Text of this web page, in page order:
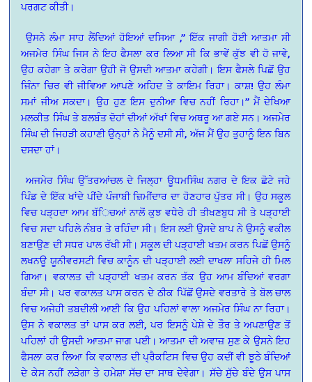
ਪਰਗਟ ਕੀਤੀ।
ਉਸਨੇ ਲੰਮਾ ਸਾਹ ਲੈਂਦਿਆਂ ਹੋਇਆਂ ਦਸਿਆ ,” ਇੱਕ ਜਾਗੀ ਹੋਈ ਆਤਮਾ ਸੀ
ਅਜਮੇਰ ਸਿੰਘ ਜਿਸ ਨੇ ਇਹ ਫੈਸਲਾ ਕਰ ਲਿਆ ਸੀ ਕਿ ਭਾਵੇਂ ਕੁੱਝ ਵੀ ਹੋ ਜਾਵੇ,
ਉਹ ਕਹੇਗਾ ਤੇ ਕਰੇਗਾ ਉਹੀ ਜੋ ਉਸਦੀ ਆਤਮਾ ਕਹੇਗੀ। ਇਸ ਫੈਸਲੇ ਪਿਛੋਂ ਉਹ
ਜਿੰਨਾ ਚਿਰ ਵੀ ਜੀਵਿਆ ਆਪਣੇ ਅਹਿਦ ਤੇ ਕਾਇਮ ਰਿਹਾ। ਕਾਸ਼! ਉਹ ਲੰਮਾ
ਸਮਾਂ ਜੀਅ ਸਕਦਾ। ਉਹ ਹੁਣ ਇਸ ਦੁਨੀਆ ਵਿਚ ਨਹੀਂ ਰਿਹਾ।” ਮੈਂ ਦੇਖਿਆ
ਮਲਕੀਤ ਸਿੰਘ ਤੇ ਬਲਬੰਤ ਦੋਹਾਂ ਦੀਆਂ ਅੱਖਾਂ ਵਿਚ ਅਥਰੂ ਆ ਗਏ ਸਨ। ਅਜਮੇਰ
ਸਿੰਘ ਦੀ ਜਿਹੜੀ ਕਹਾਣੀ ਉਨ੍ਹਾਂ ਨੇ ਮੈਨੂੰ ਦਸੀ ਸੀ, ਅੱਜ ਮੈਂ ਉਹ ਤੁਹਾਨੂੰ ਇਨ ਬਿਨ
ਦਸਦਾ ਹਾਂ।
ਅਜਮੇਰ ਸਿੰਘ ਉੱਤਰਆਂਚਲ ਦੇ ਜਿਲ੍ਹਾ ਊਧਮਸਿੰਘ ਨਗਰ ਦੇ ਇਕ ਛੋਟੇ ਜਹੇ
ਪਿੰਡ ਦੇ ਇੱਕ ਖਾਂਦੇ ਪੀਂਦੇ ਪੰਜਾਬੀ ਜ਼ਿਮੀਂਦਾਰ ਦਾ ਹੋਣਹਾਰ ਪੁੱਤਰ ਸੀ। ਉਹ ਸਕੂਲ
ਵਿਚ ਪੜ੍ਹਦਾ ਆਮ ਬੱਿਚਆਂ ਨਾਲੋਂ ਕੁਝ ਵਧੇਰੇ ਹੀ ਤੀਖਣਬੁਧ ਸੀ ਤੇ ਪੜ੍ਹਾਈ
ਵਿਚ ਸਦਾ ਪਹਿਲੇ ਨੰਬਰ ਤੇ ਰਹਿੰਦਾ ਸੀ। ਇਸ ਲਈ ਉਸਦੇ ਬਾਪ ਨੇ ਉਸਨੂੰ ਵਕੀਲ
ਬਣਾਉਣ ਦੀ ਸਧਰ ਪਾਲ ਰੱਖੀ ਸੀ। ਸਕੂਲ ਦੀ ਪੜ੍ਹਾਈ ਖਤਮ ਕਰਨ ਪਿਛੋਂ ਉਸਨੂੰ
ਲਖਨਊ ਯੂਨੀਵਰਸਟੀ ਵਿਚ ਕਾਨੂੰਨ ਦੀ ਪੜ੍ਹਾਈ ਲਈ ਦਾਖਲਾ ਸਹਿਜੇ ਹੀ ਮਿਲ
ਗਿਆ। ਵਕਾਲਤ ਦੀ ਪੜ੍ਹਾਈ ਖਤਮ ਕਰਨ ਤੱਕ ਉਹ ਆਮ ਬੰਦਿਆਂ ਵਰਗਾ
ਬੰਦਾ ਸੀ। ਪਰ ਵਕਾਲਤ ਪਾਸ ਕਰਨ ਦੇ ਠੀਕ ਪਿੱਛੋਂ ਉਸਦੇ ਵਰਤਾਰੇ ਤੇ ਬੋਲ ਚਾਲ
ਵਿਚ ਅਜੇਹੀ ਤਬਦੀਲੀ ਆਈ ਕਿ ਉਹ ਪਹਿਲਾਂ ਵਾਲਾ ਅਜਮੇਰ ਸਿੰਘ ਨਾ ਰਿਹਾ।
ਉਸ ਨੇ ਵਕਾਲਤ ਤਾਂ ਪਾਸ ਕਰ ਲਈ, ਪਰ ਇਸਨੂੰ ਪੇਸ਼ੇ ਦੇ ਤੌਰ ਤੇ ਅਪਣਾਉਣ ਤੋਂ
ਪਹਿਲਾਂ ਹੀ ਉਸਦੀ ਆਤਮਾ ਜਾਗ ਪਈ। ਆਤਮਾ ਦੀ ਅਵਾਜ਼ ਸੁਣ ਕੇ ਉਸਨੇ ਇਹ
ਫੈਸਲਾ ਕਰ ਲਿਆ ਕਿ ਵਕਾਲਤ ਦੀ ਪ੍ਰੈਕਟਿਸ ਵਿਚ ਉਹ ਕਦੀਂ ਵੀ ਝੂਠੇ ਬੰਦਿਆਂ
ਦੇ ਕੇਸ ਨਹੀਂ ਲੜੇਗਾ ਤੇ ਹਮੇਸ਼ਾ ਸੱਚ ਦਾ ਸਾਥ ਦੇਵੇਗਾ। ਸੱਚੇ ਸੁੱਚੇ ਬੰਦੇ ਉਸ ਪਾਸ